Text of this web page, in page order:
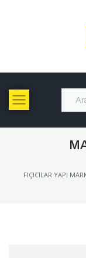
FIÇICILAR YAPI